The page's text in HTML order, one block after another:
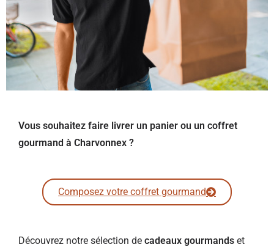
Vous souhaitez faire livrer un panier ou un coffret
gourmand à Charvonnex ?
Composez votre coffret gourmand
Découvrez notre sélection de cadeaux gourmands et